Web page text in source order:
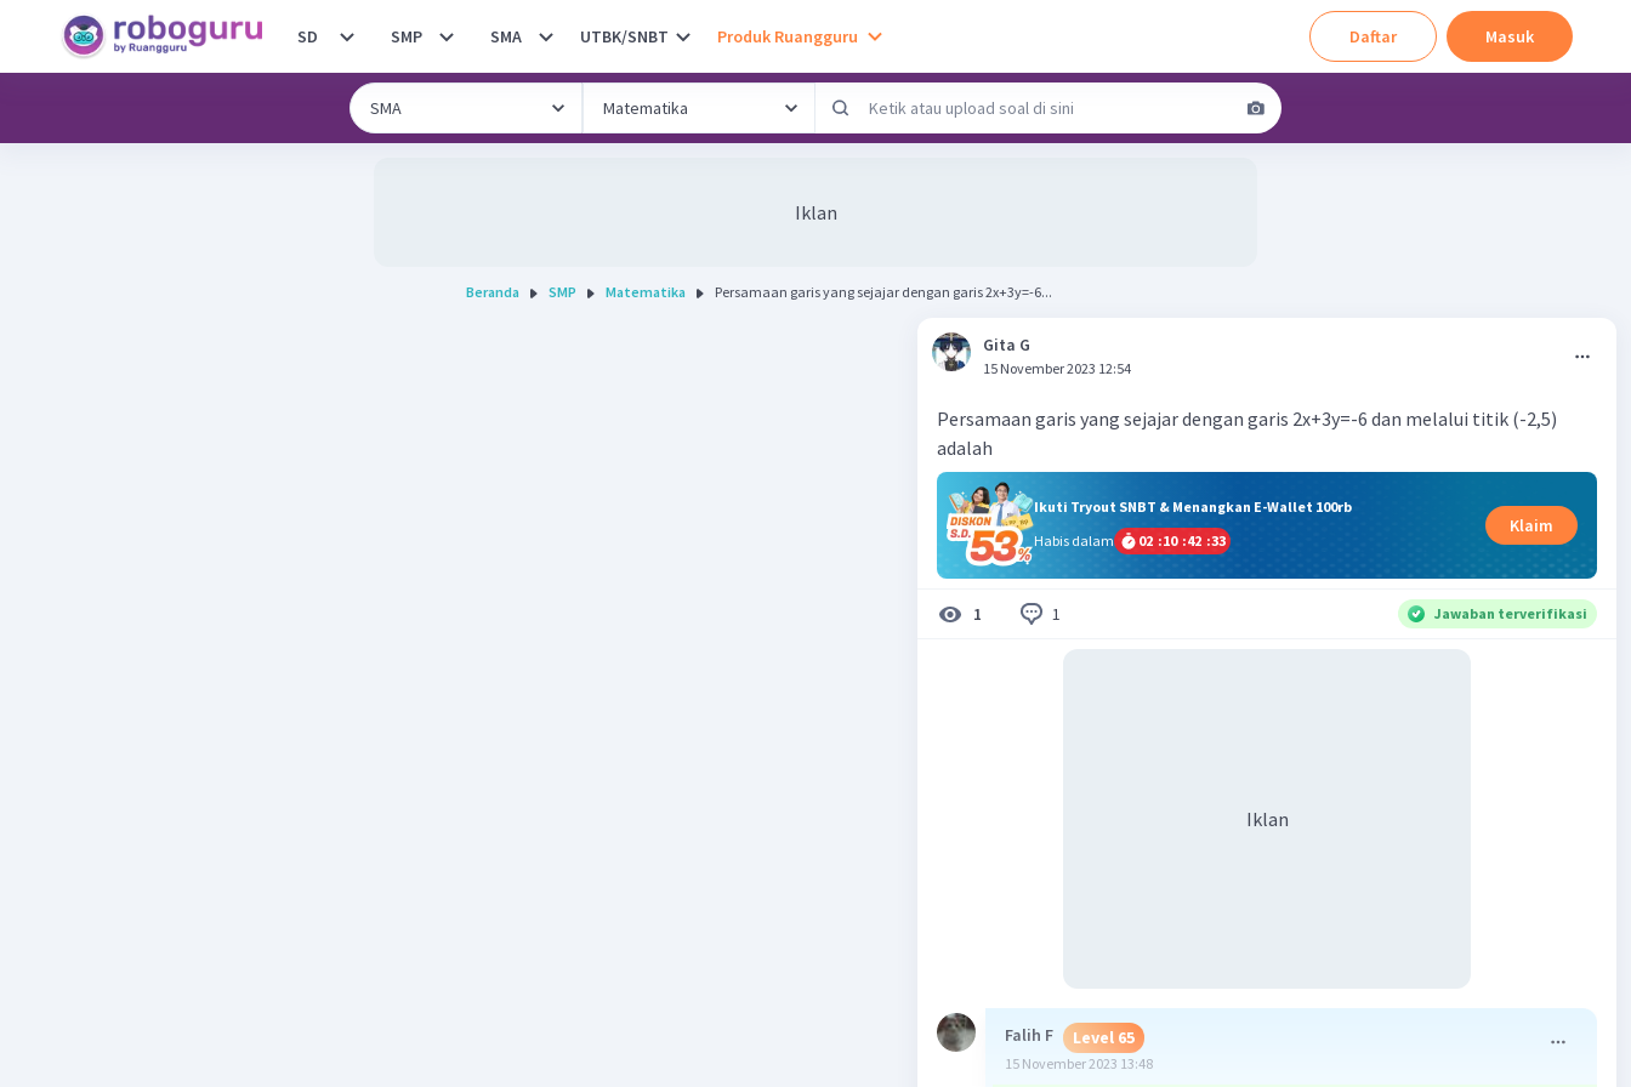
SD SMP SMA UTBK/SNBT Produk Ruangguru Daftar Masuk
Iklan
Beranda SMP Matematika Persamaan garis yang sejajar dengan garis 2x+3y=-6...
Gita G
15 November 2023 12:54
Persamaan garis yang sejajar dengan garis 2x+3y=-6 dan melalui titik (-2,5)
adalah
Ikuti Tryout SNBT & Menangkan E-Wallet 100rb
Habis dalam
02 :10 :42 :33
Klaim
1 1 Jawaban terverifikasi
Iklan
Falih F Level 65
15 November 2023 13:48